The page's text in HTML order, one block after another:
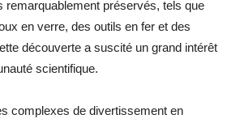
remarquablement préservés, tels que
en verre, des outils en fer et des
découverte a suscité un grand intérêt
scientifique.
complexes de divertissement en